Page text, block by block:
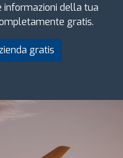
informazioni della tua
gratis.
gratis